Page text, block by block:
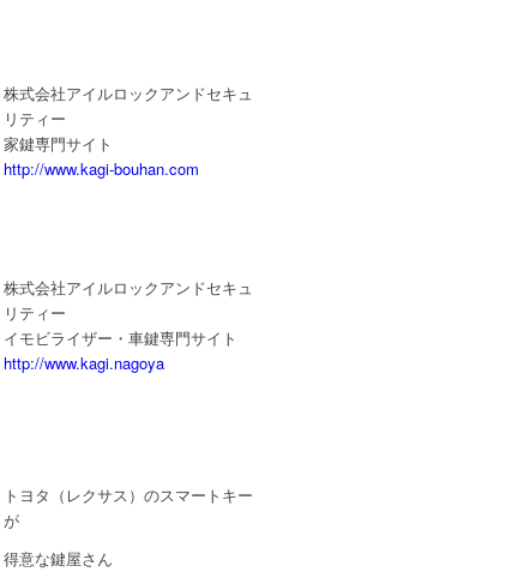
株式会社アイルロックアンドセキュ
リティー
家鍵専門サイト
http://www.kagi-bouhan.com
株式会社アイルロックアンドセキュ
リティー
イモビライザー・車鍵専門サイト
http://www.kagi.nagoya
トヨタ（レクサス）のスマートキー
が
得意な鍵屋さん